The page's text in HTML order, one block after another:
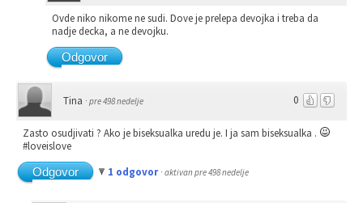
Ovde niko nikome ne sudi. Dove je prelepa devojka i treba da
nadje decka, a ne devojku.
Odgovor
0
Tina · pre 498 nedelje
Zasto osudjivati ? Ako je biseksualka uredu je. I ja sam biseksualka .
#loveislove
Odgovor
1 odgovor · aktivan pre 498 nedelje